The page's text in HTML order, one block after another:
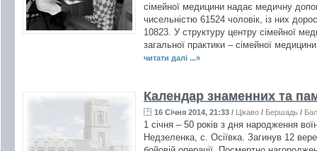
сімейної медицини надає медичну
чисельністю 61524 чоловік, із них
10823. У структуру центру сімейної
загальної практики – сімейної
читати далі ...»
Календар знаменних та
16 Січня 2014, 21:33 / Цікаво / Бершадь /
1 січня – 50 років з дня народження
Недзеленка, с. Осіївка. Загинув 12